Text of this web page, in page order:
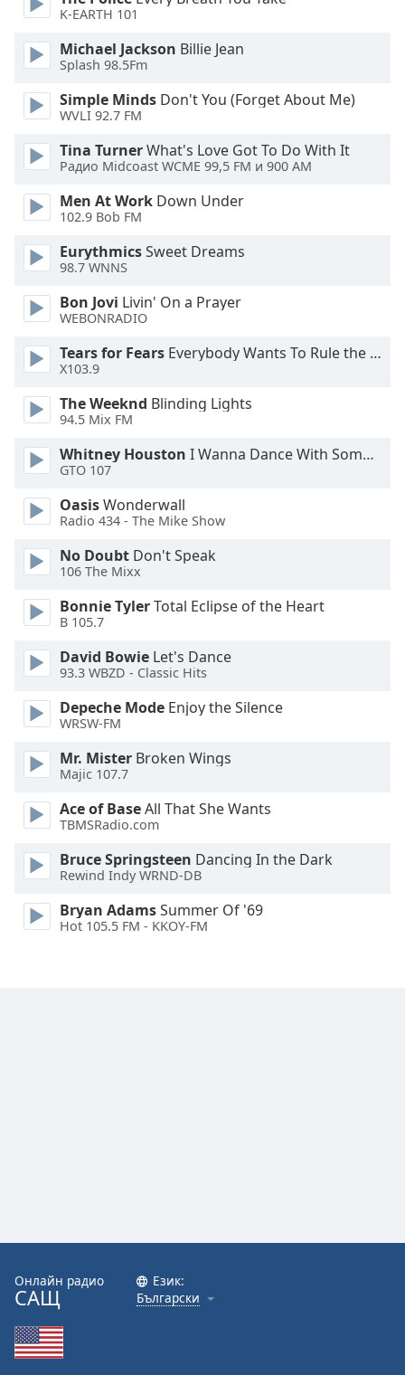
Opacity
Caption
Background
Color
Opacity
Font
Size
Text
Edge
Family
Reset
Close
Modal
Dialog
End
window.
K-EARTH 101
Michael Jackson Billie Jean
Splash 98.5Fm
Simple Minds Don't You (Forget About Me)
WVLI 92.7 FM
Tina TurnerWhat's Love Got To Do With It
Радио Midcoast WCME 99,5 FM и 900 AM
Men At Work Down Under
102.9 Bob FM
EurythmicsSweet Dreams
98.7 WNNS
Bon Jovi Livin' On a Prayer
WEBONRADIO
Tears for Fears Everybody Wants To Rule the World
X103.9
The Weeknd Blinding Lights
94.5 Mix FM
Whitney Houston I Wanna Dance With Somebody
GTO 107
OasisWonderwall
Radio 434 - The Mike Show
No Doubt Don't Speak
106 The Mixx
Bonnie TylerTotal Eclipse of the Heart
B 105.7
David Bowie Let's Dance
93.3 WBZD - Classic Hits
Depeche Mode Enjoy the Silence
WRSW-FM
Mr. Mister Broken Wings
Majic 107.7
Ace of BaseAll That She Wants
TBMSRadio.com
Bruce Springsteen Dancing In the Dark
Rewind Indy WRND-DB
Bryan AdamsSummer Of '69
Hot 105.5 FM - KKOY-FM
Онлайн радио
САЩ
Език:
Български